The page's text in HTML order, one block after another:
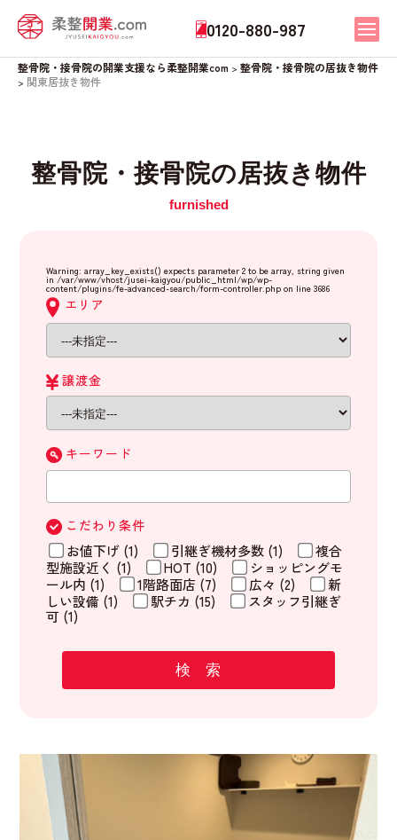
0120-880-987
整骨院・接骨院の開業支援なら柔整開業com > 整骨院・接骨院の居抜き物件
> 関東居抜き物件
整骨院・接骨院の居抜き物件
Warning: array_key_exists() expects parameter 2 to be array, string given
in/var/www/vhost/jusei-kaigyou/public_html/wp/wp-
content/plugins/fe-advanced-search/form-controller.php on line3686
エリア
譲渡金
キーワード
こだわり条件
お値下げ (1) 引継ぎ機材多数 (1)
複合
型施設近く (1)
HOT (10)
ショッピングモ
ール内 (1)
1階路面店 (7) 広々 (2)
新
しい設備 (1)
駅チカ (15)
スタッフ引継ぎ
可 (1)